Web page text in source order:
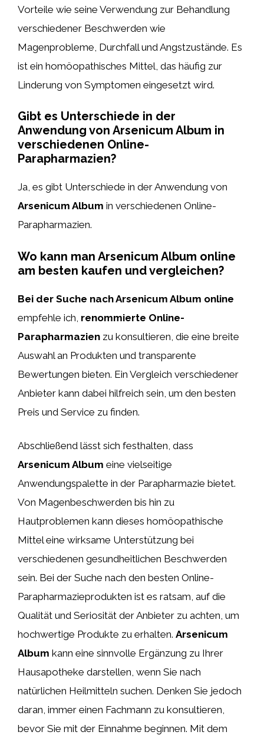
Vorteile wie seine Verwendung zur Behandlung
verschiedener Beschwerden wie
Magenprobleme, Durchfall und Angstzustände. Es
ist ein homöopathisches Mittel, das häufig zur
Linderung von Symptomen eingesetzt wird.
Gibt es Unterschiede in der
Anwendung von Arsenicum Album in
verschiedenen Online-
Parapharmazien?
Ja, es gibt Unterschiede in der Anwendung von
Arsenicum Album in verschiedenen Online-
Parapharmazien.
Wo kann man Arsenicum Album online
am besten kaufen und vergleichen?
Bei der Suche nach Arsenicum Album online
empfehle ich, renommierte Online-
Parapharmazien zu konsultieren, die eine breite
Auswahl an Produkten und transparente
Bewertungen bieten. Ein Vergleich verschiedener
Anbieter kann dabei hilfreich sein, um den besten
Preis und Service zu finden.
Abschließend lässt sich festhalten, dass
Arsenicum Album eine vielseitige
Anwendungspalette in der Parapharmazie bietet.
Von Magenbeschwerden bis hin zu
Hautproblemen kann dieses homöopathische
Mittel eine wirksame Unterstützung bei
verschiedenen gesundheitlichen Beschwerden
sein. Bei der Suche nach den besten Online-
Parapharmazieprodukten ist es ratsam, auf die
Qualität und Seriosität der Anbieter zu achten, um
hochwertige Produkte zu erhalten. Arsenicum
Album kann eine sinnvolle Ergänzung zu Ihrer
Hausapotheke darstellen, wenn Sie nach
natürlichen Heilmitteln suchen. Denken Sie jedoch
daran, immer einen Fachmann zu konsultieren,
bevor Sie mit der Einnahme beginnen. Mit dem